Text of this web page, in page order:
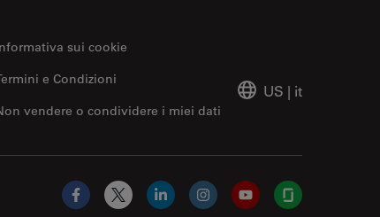
sui cookie
vendere o condividere i miei dati
e Condizioni
US | it
Facebook
X LinkedInInstagramYouTubeGlassdoor